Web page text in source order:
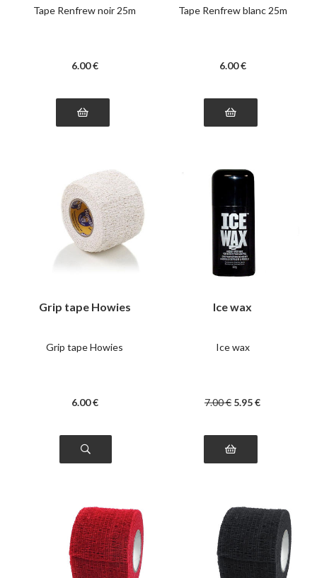
Tape Renfrew noir 25m
6.00 €
Tape Renfrew blanc 25m
6.00 €
Grip tape Howies
Grip tape Howies
6.00 €
Ice wax
Ice wax
7.00€ 5.95€